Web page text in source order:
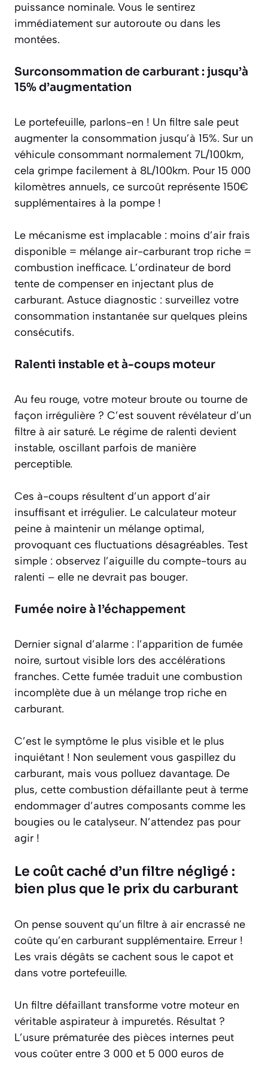
puissance nominale. Vous le sentirez
immédiatement sur autoroute ou dans les
montées.
Surconsommation de carburant : jusqu’à
15% d’augmentation
Le portefeuille, parlons-en ! Un filtre sale peut
augmenter la consommation jusqu’à 15%. Sur un
véhicule consommant normalement 7L/100km,
cela grimpe facilement à 8L/100km. Pour 15 000
kilomètres annuels, ce surcoût représente 150€
supplémentaires à la pompe !
Le mécanisme est implacable : moins d’air frais
disponible = mélange air-carburant trop riche =
combustion inefficace. L’ordinateur de bord
tente de compenser en injectant plus de
carburant. Astuce diagnostic : surveillez votre
consommation instantanée sur quelques pleins
consécutifs.
Ralenti instable et à-coups moteur
Au feu rouge, votre moteur broute ou tourne de
façon irrégulière ? C’est souvent révélateur d’un
filtre à air saturé. Le régime de ralenti devient
instable, oscillant parfois de manière
perceptible.
Ces à-coups résultent d’un apport d’air
insuffisant et irrégulier. Le calculateur moteur
peine à maintenir un mélange optimal,
provoquant ces fluctuations désagréables. Test
simple : observez l’aiguille du compte-tours au
ralenti – elle ne devrait pas bouger.
Fumée noire à l’échappement
Dernier signal d’alarme : l’apparition de fumée
noire, surtout visible lors des accélérations
franches. Cette fumée traduit une combustion
incomplète due à un mélange trop riche en
carburant.
C’est le symptôme le plus visible et le plus
inquiétant ! Non seulement vous gaspillez du
carburant, mais vous polluez davantage. De
plus, cette combustion défaillante peut à terme
endommager d’autres composants comme les
bougies ou le catalyseur. N’attendez pas pour
agir !
Le coût caché d’un filtre négligé :
bien plus que le prix du carburant
On pense souvent qu’un filtre à air encrassé ne
coûte qu’en carburant supplémentaire. Erreur !
Les vrais dégâts se cachent sous le capot et
dans votre portefeuille.
Un filtre défaillant transforme votre moteur en
véritable aspirateur à impuretés. Résultat ?
L’usure prématurée des pièces internes peut
vous coûter entre 3 000 et 5 000 euros de